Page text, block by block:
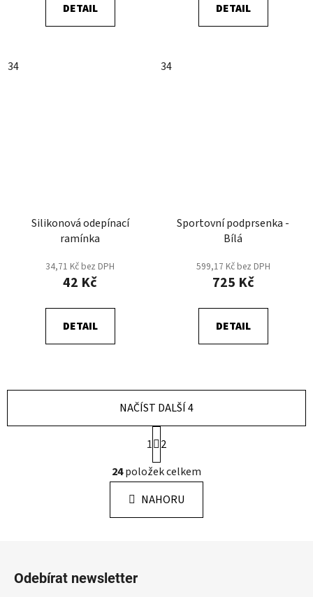
DETAIL
34
DETAIL
34
Silikonová odepínací
ramínka
34,71 Kč bez DPH
42 Kč
DETAIL
Sportovní podprsenka -
Bílá
599,17 Kč bez DPH
725 Kč
DETAIL
O
v
á
d
NAČÍST DALŠÍ 4
S
t
r
á
n
k
1
2
24položek celkem
NAHORU
Odebírat newsletter